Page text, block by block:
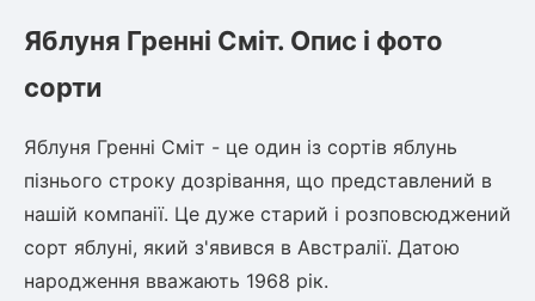
Яблуня Гренні Сміт. Опис і фото
сорти
Яблуня Гренні Сміт - це один із сортів яблунь
пізнього строку дозрівання, що представлений в
нашій компанії. Це дуже старий і розповсюджений
сорт яблуні, який з'явився в Австралії. Датою
народження вважають 1968 рік.